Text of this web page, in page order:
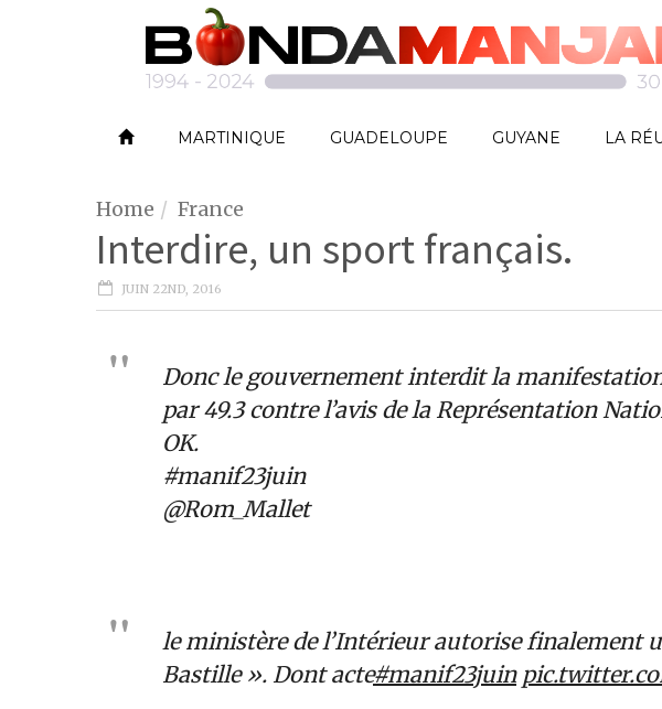
MARTINIQUE GUADELOUPE GUYANE LA
Home France
Interdire, un sport français.
JUIN 22ND, 2016
Donc le gouvernement interdit la
par 49.3 contre l’avis de la Représentation
OK.
#manif23juin
@Rom_Mallet
le ministère de l’Intérieur autorise finalement
Bastille ». Dont acte#manif23juin